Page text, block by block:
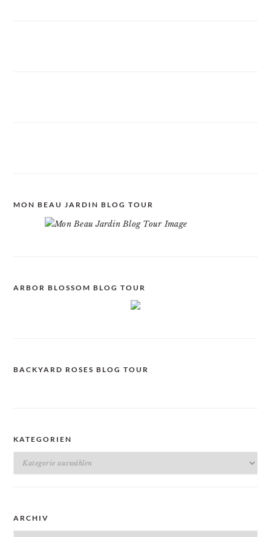
MON BEAU JARDIN BLOG TOUR
ARBOR BLOSSOM BLOG TOUR
BACKYARD ROSES BLOG TOUR
KATEGORIEN
Kategorien
ARCHIV